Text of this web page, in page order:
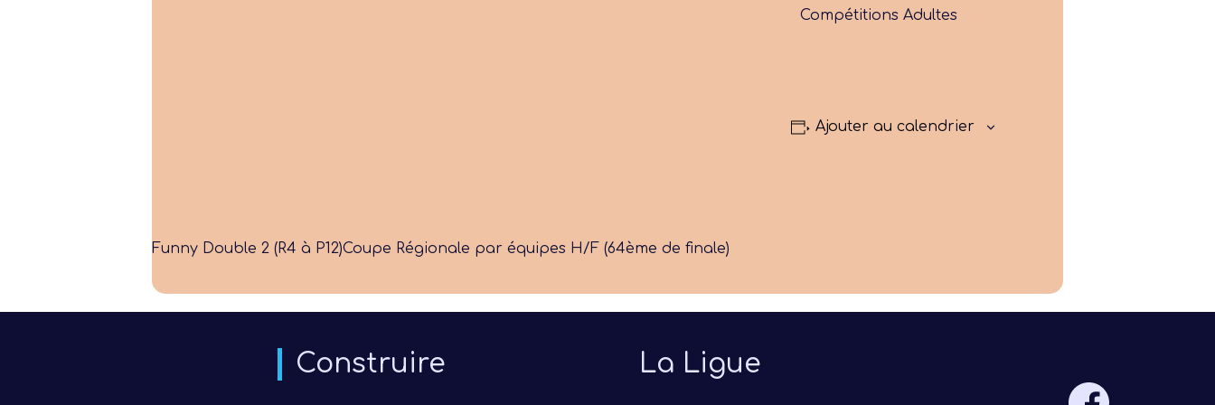
Progresser
Compétitions Adultes
Ajouter au calendrier
Funny Double 2 (R4 à P12)Coupe Régionale par équipes H/F (64ème de finale)
Construire La Ligue